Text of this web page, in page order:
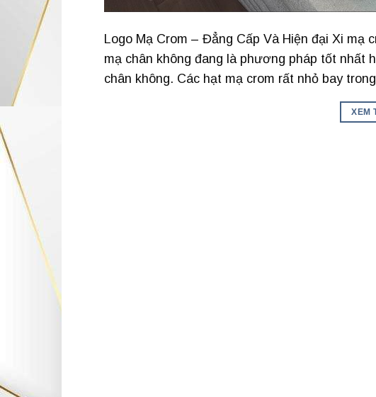
Logo Mạ Crom – Đẳng Cấp Và Hiện đại Xi mạ
mạ chân không đang là phương pháp tốt nhất
chân không. Các hạt mạ crom rất nhỏ bay
XEM